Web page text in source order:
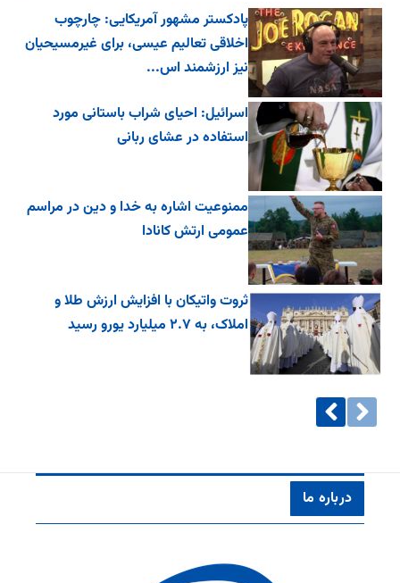
پادکستر مشهور آمریکایی: چارچوب
اخلاقی تعالیم عیسی، برای غیرمسیحیان
نیز ارزشمند اس...
اسرائیل: احیای شراب باستانی مورد
استفاده در عشای ربانی
ممنوعیت اشاره به خدا و دین در مراسم
عمومی ارتش کانادا
ثروت واتیکان با افزایش ارزش طلا و
املاک، به ۲.۷ میلیارد یورو رسید
درباره ما